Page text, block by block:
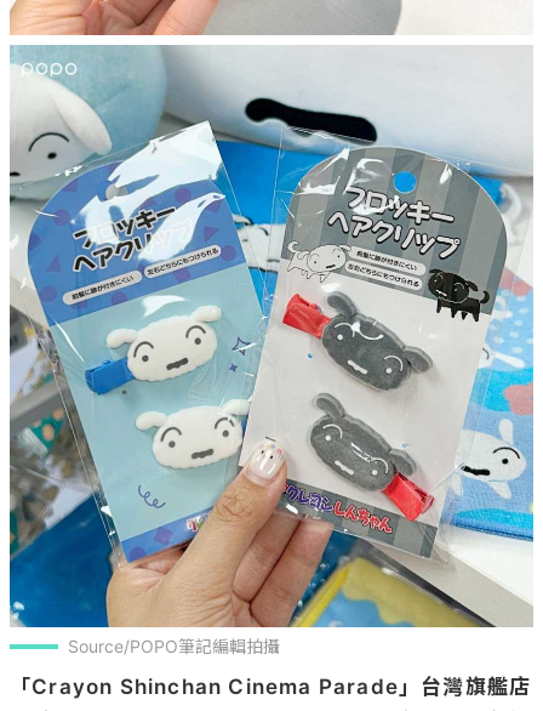
Source/POPO筆記編輯拍攝
「Crayon Shinchan Cinema Parade」台灣旗艦店